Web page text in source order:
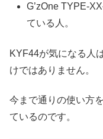
G’zOne TYPE-
ている人。
KYF44が気になる人
けではありません。
今まで通りの使い方
ているのです。